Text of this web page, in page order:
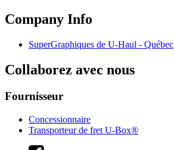
Company Info
SuperGraphiques de U-Haul - Québec
Collaborez avec nous
Fournisseur
Concessionnaire
Transporteur de fret U-Box®